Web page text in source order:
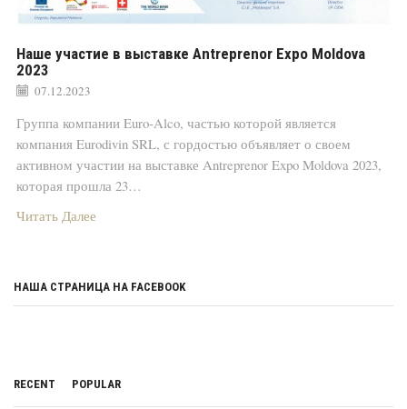
Наше участие в выставке Antreprenor Expo Moldova
2023
07.12.2023
Группа компании Euro-Alco, частью которой является
компания Eurodivin SRL, с гордостью объявляет о своем
активном участии на выставке Antreprenor Expo Moldova 2023,
которая прошла 23…
Читать Далее
НАША СТРАНИЦА НА FACEBOOK
RECENT POPULAR